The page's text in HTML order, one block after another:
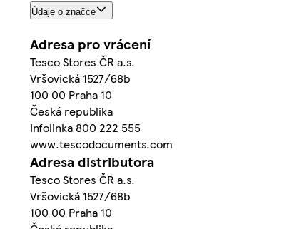
Údaje o značce
Adresa pro vrácení
Tesco Stores ČR a.s.
Vršovická 1527/68b
100 00 Praha 10
Česká republika
Infolinka 800 222 555
www.tescodocuments.com
Adresa distributora
Tesco Stores ČR a.s.
Vršovická 1527/68b
100 00 Praha 10